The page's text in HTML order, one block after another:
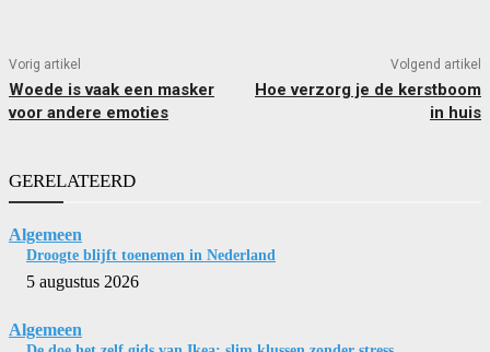
Vorig artikel
Woede is vaak een masker
voor andere emoties
Volgend artikel
Hoe verzorg je de kerstboom
in huis
GERELATEERD
Algemeen
Droogte blijft toenemen in Nederland
5 augustus 2026
Algemeen